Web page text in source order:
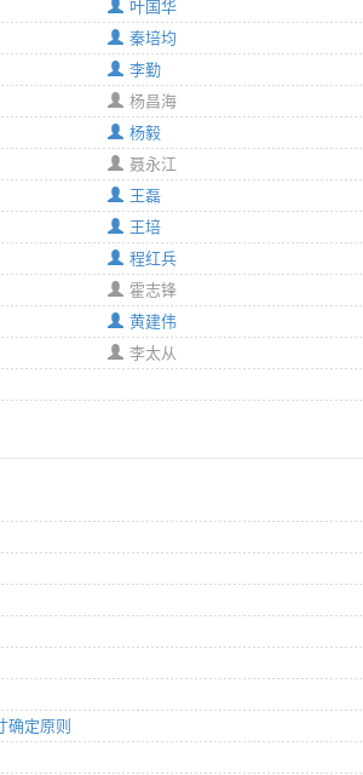
叶国华
秦培均
李勤
杨昌海
杨毅
聂永江
王磊
王培
程红兵
霍志锋
黄建伟
李太从
确定原则